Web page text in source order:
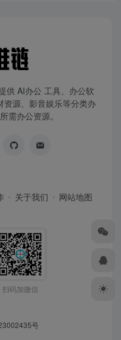
供 AI办公 工具、办公软
资源、影音娱乐等分类办
需办公资源。
关于我们 网站地图
扫码加微信
号